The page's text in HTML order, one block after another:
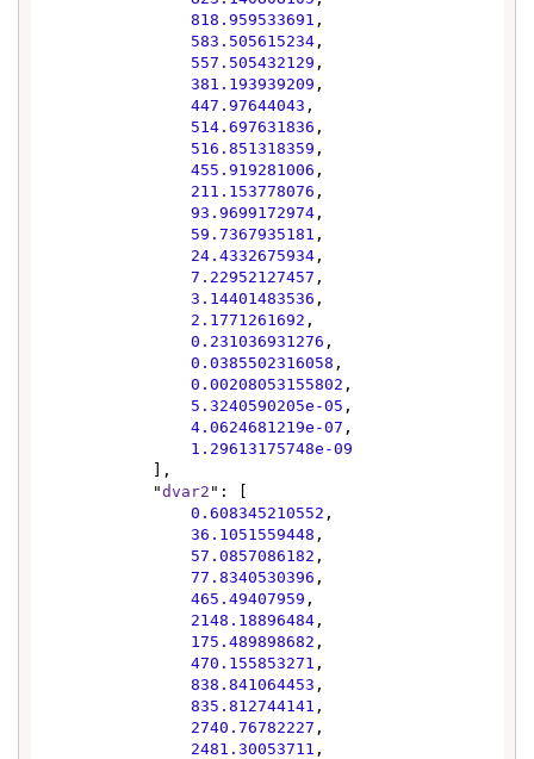
818.959533691 ,
583.505615234 ,
557.505432129 ,
381.193939209 ,
447.97644043 ,
514.697631836 ,
516.851318359 ,
455.919281006 ,
211.153778076 ,
93.9699172974 ,
59.7367935181 ,
24.4332675934 ,
7.22952127457 ,
3.14401483536 ,
2.1771261692 ,
0.231036931276 ,
0.0385502316058 ,
0.00208053155802 ,
5.3240590205e-05 ,
4.0624681219e-07 ,
1.29613175748e-09
            "
dvar2 ": [
0.608345210552 ,
36.1051559448 ,
57.0857086182 ,
77.8340530396 ,
465.49407959 ,
2148.18896484 ,
175.489898682 ,
470.155853271 ,
838.841064453 ,
835.812744141 ,
2740.76782227 ,
2481.30053711 ,